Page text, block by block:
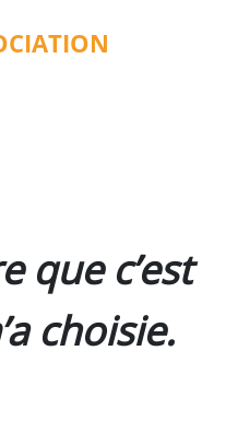
que c’est
choisie.